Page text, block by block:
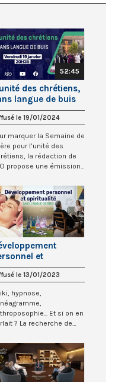
52:45
des chrétiens,
langue de buis
le 19/01/2024
marquer la Semaine de
pour l’unité des
la rédaction de
propose une émission
et
sans
de buis
le 13/01/2023
hypnose,
Et si on en
? La recherche de